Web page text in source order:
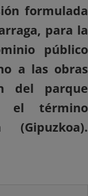
formulada
para la
público
a las obras
del parque
el término